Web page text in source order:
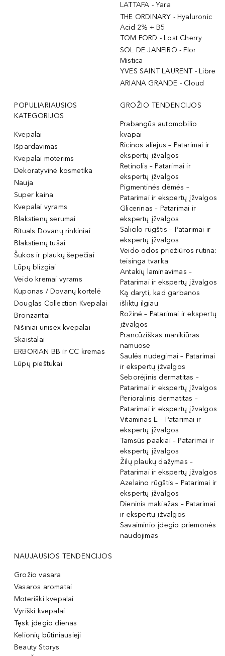
LATTAFA - Yara
THE ORDINARY - Hyaluronic
Acid 2% + B5
TOM FORD - Lost Cherry
SOL DE JANEIRO - Flor
Mistica
YVES SAINT LAURENT - Libre
ARIANA GRANDE - Cloud
POPULIARIAUSIOS
KATEGORIJOS
Kvepalai
Išpardavimas
Kvepalai moterims
Dekoratyvinė kosmetika
Nauja
Super kaina
Kvepalai vyrams
Blakstienų serumai
Rituals Dovanų rinkiniai
Blakstienų tušai
Šukos ir plaukų šepečiai
Lūpų blizgiai
Veido kremai vyrams
Kuponas / Dovanų kortelė
Douglas Collection Kvepalai
Bronzantai
Nišiniai unisex kvepalai
Skaistalai
ERBORIAN BB ir CC kremas
Lūpų pieštukai
GROŽIO TENDENCIJOS
Prabangūs automobilio
kvapai
Ricinos aliejus – Patarimai ir
ekspertų įžvalgos
Retinolis – Patarimai ir
ekspertų įžvalgos
Pigmentinės dėmės –
Patarimai ir ekspertų įžvalgos
Glicerinas – Patarimai ir
ekspertų įžvalgos
Salicilo rūgštis – Patarimai ir
ekspertų įžvalgos
Veido odos priežiūros rutina:
teisinga tvarka
Antakių laminavimas –
Patarimai ir ekspertų įžvalgos
Ką daryti, kad garbanos
išliktų ilgiau
Rožinė – Patarimai ir ekspertų
įžvalgos
Prancūziškas manikiūras
namuose
Saulės nudegimai – Patarimai
ir ekspertų įžvalgos
Seborėjinis dermatitas –
Patarimai ir ekspertų įžvalgos
Perioralinis dermatitas –
Patarimai ir ekspertų įžvalgos
Vitaminas E – Patarimai ir
ekspertų įžvalgos
Tamsūs paakiai – Patarimai ir
ekspertų įžvalgos
Žilų plaukų dažymas –
Patarimai ir ekspertų įžvalgos
Azelaino rūgštis – Patarimai ir
ekspertų įžvalgos
Dieninis makiažas – Patarimai
ir ekspertų įžvalgos
Savaiminio įdegio priemonės
naudojimas
NAUJAUSIOS TENDENCIJOS
Grožio vasara
Vasaros aromatai
Moteriški kvepalai
Vyriški kvepalai
Tęsk įdegio dienas
Kelionių būtiniausieji
Beauty Storys